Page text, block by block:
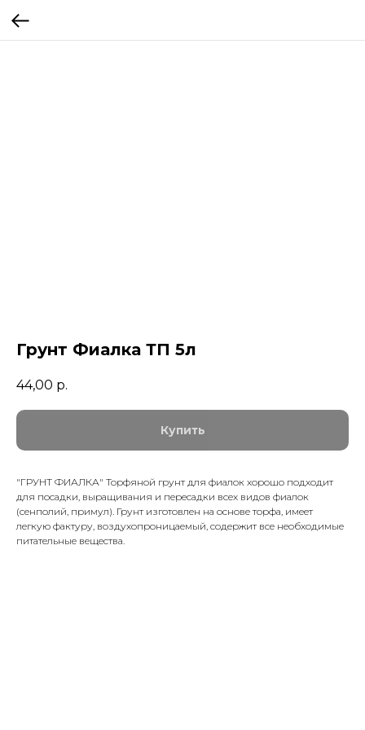
Грунт Фиалка ТП 5л
44,00 р.
Купить
"ГРУНТ ФИАЛКА" Торфяной грунт для фиалок хорошо подходит
для посадки, выращивания и пересадки всех видов фиалок
(сенполий, примул). Грунт изготовлен на основе торфа, имеет
легкую фактуру, воздухопроницаемый, содержит все необходимые
питательные вещества.